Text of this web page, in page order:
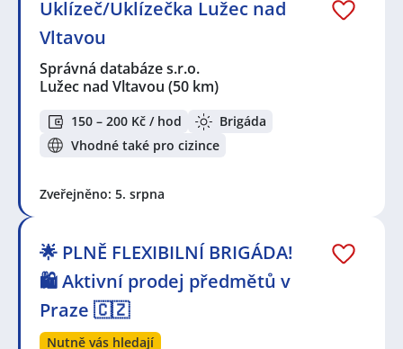
Uklízeč/Uklízečka Lužec nad
Vltavou
Správná databáze s.r.o.
Lužec nad Vltavou (50 km)
150 – 200 Kč / hod
Brigáda
Vhodné také pro cizince
Zveřejněno: 5. srpna
🌟 PLNĚ FLEXIBILNÍ BRIGÁDA!
🛍️ Aktivní prodej předmětů v
Praze 🇨🇿
Nutně vás hledají